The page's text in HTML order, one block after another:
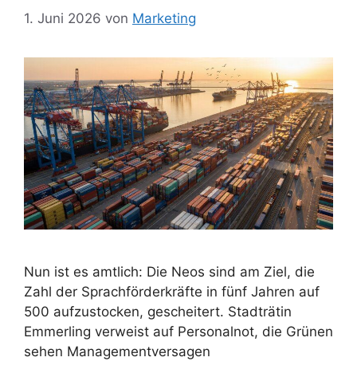
1. Juni 2026 von Marketing
Nun ist es amtlich: Die Neos sind am Ziel, die
Zahl der Sprachförderkräfte in fünf Jahren auf
500 aufzustocken, gescheitert. Stadträtin
Emmerling verweist auf Personalnot, die Grünen
sehen Managementversagen